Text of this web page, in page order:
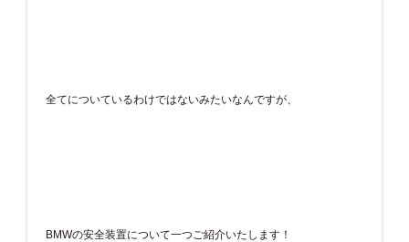
全てについているわけではないみたいなんですが、
BMWの安全装置について一つご紹介いたします！